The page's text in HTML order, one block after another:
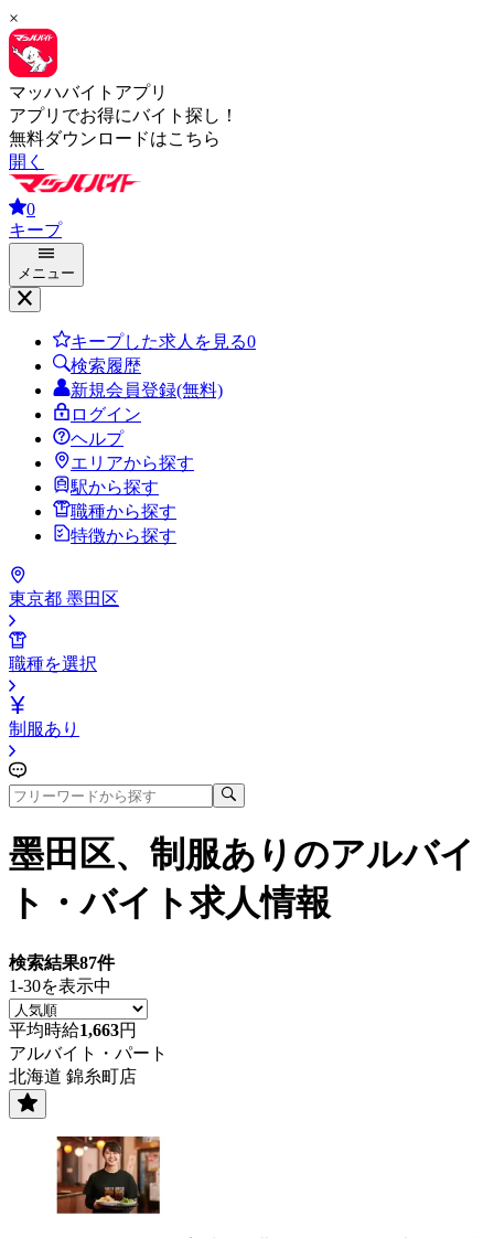
×
マッハバイトアプリ
アプリでお得にバイト探し！
無料ダウンロードはこちら
開く
0
キープ
メニュー
キープした求人を見る0
検索履歴
新規会員登録(無料)
ログイン
ヘルプ
エリアから探す
駅から探す
職種から探す
特徴から探す
東京都 墨田区
職種を選択
制服あり
墨田区、制服あり のアルバイ
ト・バイト求人情報
検索結果87件
1-30を表示中
平均時給1,663円
アルバイト・パート
北海道 錦糸町店